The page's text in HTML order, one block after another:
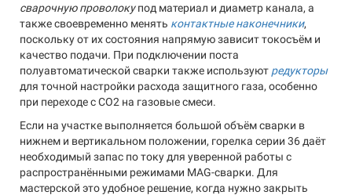
сварочную проволокупод материал и диаметр канала, а
также своевременно менять контактные наконечники,
поскольку от их состояния напрямую зависит токосъём и
качество подачи. При подключении поста
полуавтоматической сварки также используют редукторы
для точной настройки расхода защитного газа, особенно
при переходе с CO2 на газовые смеси.
Если на участке выполняется большой объём сварки в
нижнем и вертикальном положении, горелка серии 36 даёт
необходимый запас по току для уверенной работы с
распространёнными режимами MAG-сварки. Для
мастерской это удобное решение, когда нужно закрыть